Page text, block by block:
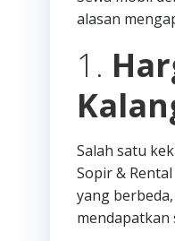
alasan
1.
Salah satu
Sopir &
yang
mendapatkan